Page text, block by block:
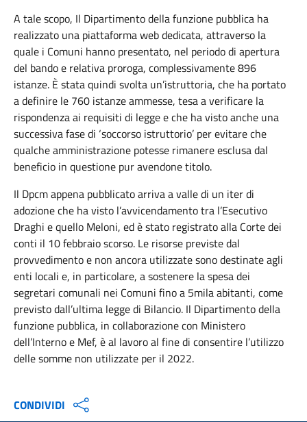
A tale scopo, Il Dipartimento della funzione pubblica ha
realizzato una piattaforma web dedicata, attraverso la
quale i Comuni hanno presentato, nel periodo di apertura
del bando e relativa proroga, complessivamente 896
istanze. È stata quindi svolta un’istruttoria, che ha portato
a definire le 760 istanze ammesse, tesa a verificare la
rispondenza ai requisiti di legge e che ha visto anche una
successiva fase di ‘soccorso istruttorio’ per evitare che
qualche amministrazione potesse rimanere esclusa dal
beneficio in questione pur avendone titolo.
Il Dpcm appena pubblicato arriva a valle di un iter di
adozione che ha visto l’avvicendamento tra l’Esecutivo
Draghi e quello Meloni, ed è stato registrato alla Corte dei
conti il 10 febbraio scorso. Le risorse previste dal
provvedimento e non ancora utilizzate sono destinate agli
enti locali e, in particolare, a sostenere la spesa dei
segretari comunali nei Comuni fino a 5mila abitanti, come
previsto dall’ultima legge di Bilancio. Il Dipartimento della
funzione pubblica, in collaborazione con Ministero
dell’Interno e Mef, è al lavoro al fine di consentire l’utilizzo
delle somme non utilizzate per il 2022.
CONDIVIDI